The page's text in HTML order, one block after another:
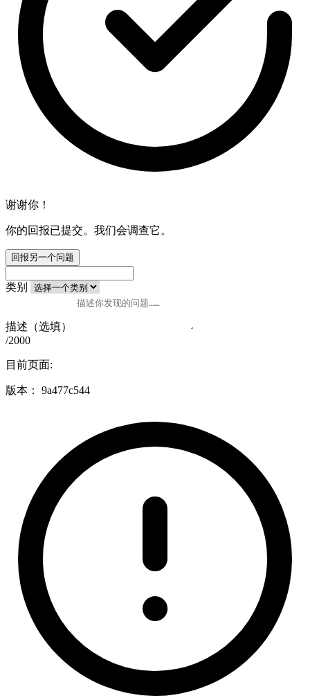
谢谢你！
你的回报已提交。我们会调查它。
回报另一个问题
类别
描述（选填）
/2000
目前页面:
版本： 9a477c544